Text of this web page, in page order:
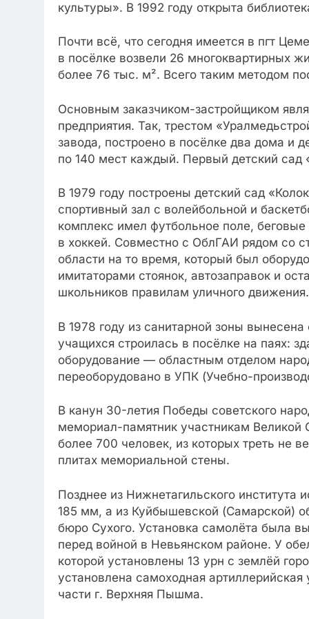
культуры». В 1992 году открыта
Почти всё, что сегодня имеется в пгт
в посёлке возвели 26 многоквартирных
более 76 тыс. м². Всего таким методом
Основным заказчиком-застройщиком
предприятия. Так, трестом
завода, построено в посёлке два дома и
по 140 мест каждый. Первый детский сад
В 1979 году построены детский сад
спортивный зал с волейбольной и
комплекс имел футбольное поле,
в хоккей. Совместно с ОблГАИ рядом со
области на то время, который был
имитаторами стоянок, автозаправок и
школьников правилам уличного движения.
В 1978 году из санитарной зоны
учащихся строилась в посёлке на паях:
оборудование — областным отделом
переоборудовано в УПК (Учебно-
В канун 30-летия Победы советского
мемориал-памятник участникам
более 700 человек, из которых треть не
плитах мемориальной стены.
Позднее из Нижнетагильского
185 мм, а из Куйбышевской (Самарской)
бюро Сухого. Установка самолёта была
перед войной в Невьянском районе. У
которой установлены 13 урн с землёй
установлена самоходная
части г. Верхняя Пышма.